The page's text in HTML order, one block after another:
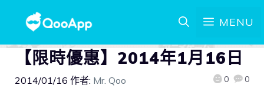
MENU
【限時優惠】2014年1月16日
2014/01/16 作者: Mr. Qoo 0 0